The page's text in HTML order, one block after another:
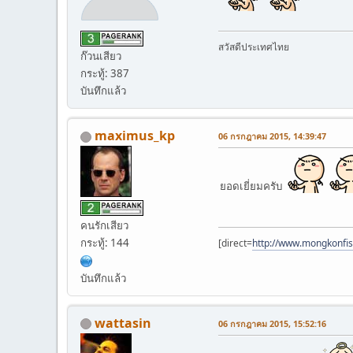
ก๊วนเสียว
กระทู้: 387
บันทึกแล้ว
สวัสดีประเทศไทย
maximus_kp
คนรักเสียว
กระทู้: 144
บันทึกแล้ว
06 กรกฎาคม 2015, 14:39:47
ยอดเยี่ยมครับ
[direct=http://
wattasin 06 กรกฎาคม 2015, 15:52:16